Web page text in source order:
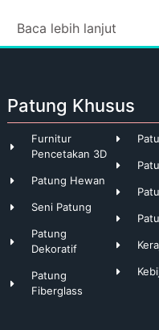
Baca lebih lanjut
Patung Khusus
Furnitur
Pencetakan 3D
Patung Hewan
Seni Patung
Patung
Dekoratif
Patung
Fiberglass